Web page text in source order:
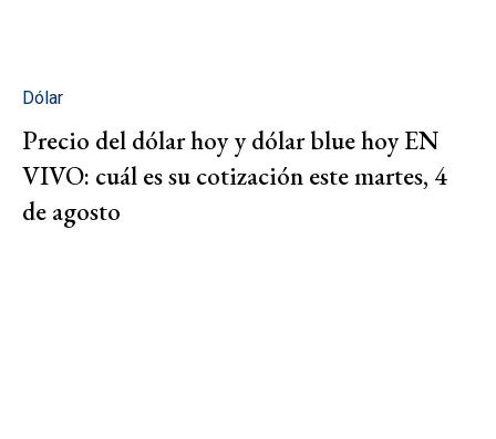
Dólar
Precio del dólar hoy y dólar blue hoy EN
VIVO: cuál es su cotización este martes, 4
de agosto